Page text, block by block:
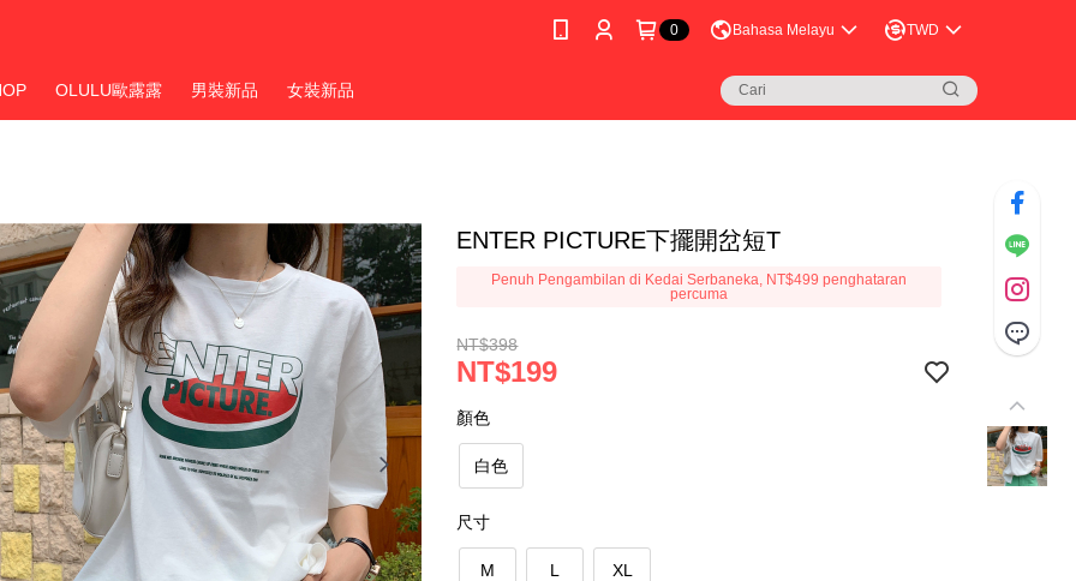
0 Bahasa Melayu TWD
OLULU歐露露 男裝新品 女裝新品
ENTER PICTURE下擺開岔短T
Penuh Pengambilan di Kedai Serbaneka, NT$499 penghataran
percuma
NT$398
NT$199
顏色
白色
尺寸
M L XL